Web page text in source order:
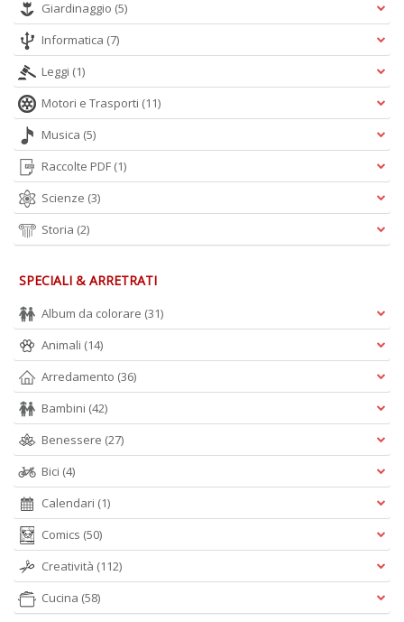
Giardinaggio (5)
Informatica (7)
Leggi (1)
Motori e Trasporti (11)
Musica (5)
Raccolte PDF (1)
Scienze (3)
Storia (2)
SPECIALI & ARRETRATI
Album da colorare (31)
Animali (14)
Arredamento (36)
Bambini (42)
Benessere (27)
Bici (4)
Calendari (1)
Comics (50)
Creatività (112)
Cucina (58)